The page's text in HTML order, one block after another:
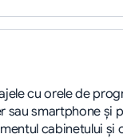
cu orele de
sau smartphone şi
cabinetului şi